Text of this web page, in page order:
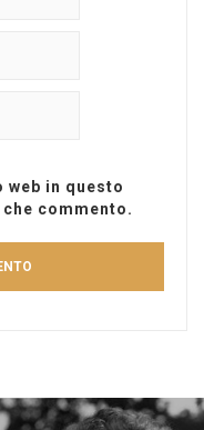
web in questo
commento.